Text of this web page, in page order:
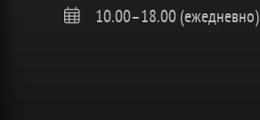
10.00–18.00 (ежедневно)